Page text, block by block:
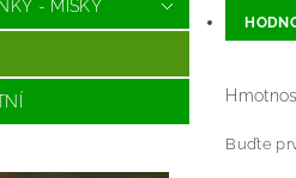
- MISKY
Buďte